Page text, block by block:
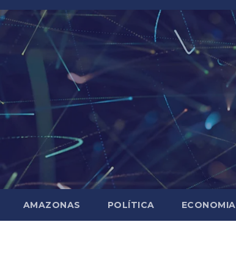
AMAZONAS POLÍTICA ECONOMIA